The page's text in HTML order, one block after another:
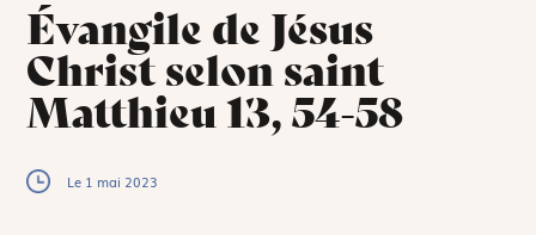
Évangile de Jésus
Christ selon saint
Matthieu 13, 54-58
Le 1 mai 2023